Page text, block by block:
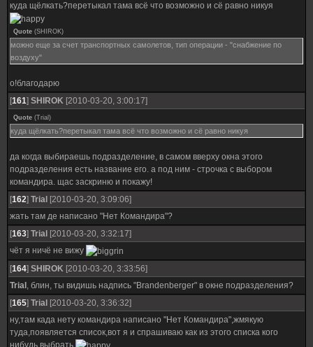
куда щёлкать?перетыкал тама всё что возможно и сё равно никуя
Quote (SHIROK)
можно еще за счет транспортных самолетов, тип операции - "снабжение по
воздуху"
о!благодарю
[161] SHIROK [2010-03-20, 3:00:17]
Quote (Trial )
куда щёлкать?перетыкал тама всё что возможно и сё равно никуя
да когда выбираешь подразделение, в самом вверху окна этого
подразделения есть название его. а под ним - строчка с выбором
командира. щас заскриню и покажу!
[162] Trial [2010-03-20, 3:09:06]
жать там де написано "Нет Командира"?
[163] Trial [2010-03-20, 3:32:17]
чёт я ничё не вижу
[164] SHIROK [2010-03-20, 3:33:56]
Trial , блин, ты видишь надпись "Brandenberger" в окне подразделения?
[165] Trial [2010-03-20, 3:36:32]
ну,там када нету командира написано "Нет Командира",жмякую
туда,появляется список,вот я и спрашиваю как из этого списка кого
нибудь выбрать